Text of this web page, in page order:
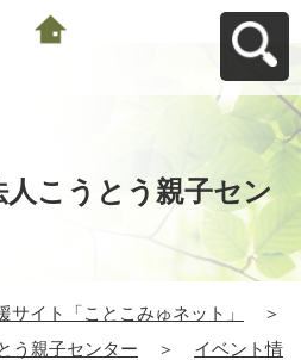
人こうとう親子セン
イト「ことこみゅネット」
＞
う親子センター
＞
イベント情